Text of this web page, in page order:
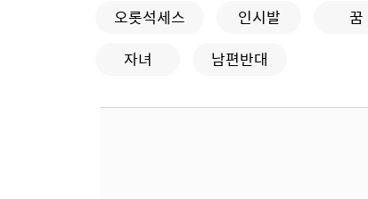
오롯석세스 인시발 꿈
자녀
남편반대